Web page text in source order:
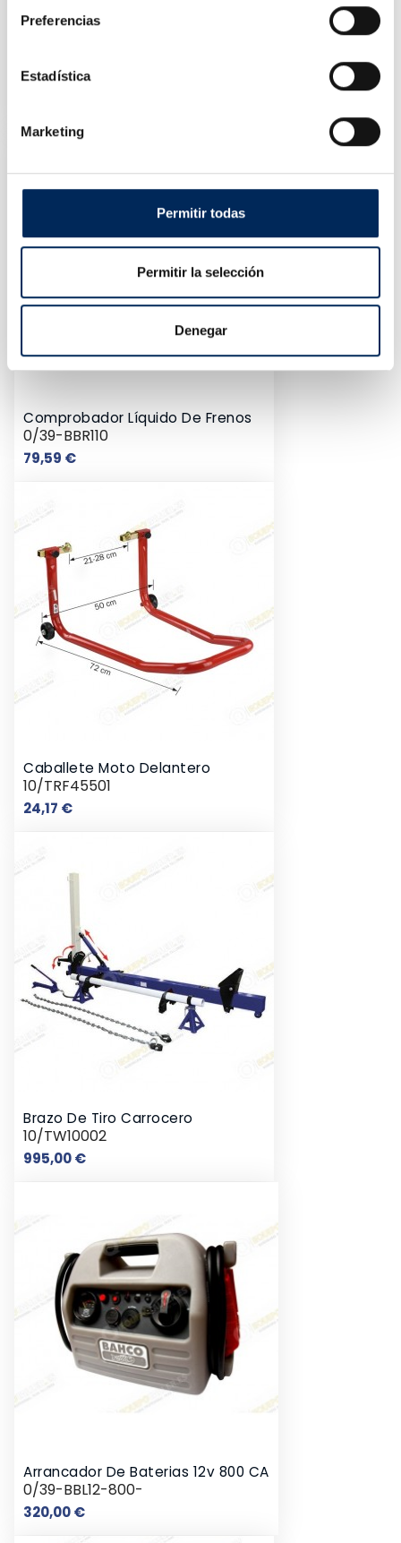
Preferencias
Estadística
Marketing
Permitir todas
Permitir la selección
Denegar
Caballete Moto Trasero
10/TRMT016
Comprobador Líquido De Frenos
0/39-BBR110
79,59 €Precio
Caballete Moto Delantero
10/TRF45501
24,17 €Precio
Brazo De Tiro Carrocero
10/TW10002
995,00 €Precio
Arrancador De Baterias 12v 800 CA
0/39-BBL12-800-
320,00 €Precio